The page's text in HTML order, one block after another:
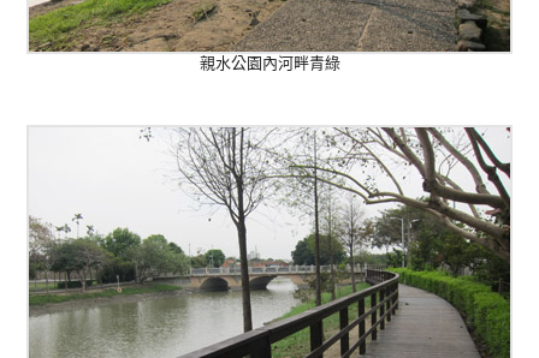
親水公園內河畔青綠